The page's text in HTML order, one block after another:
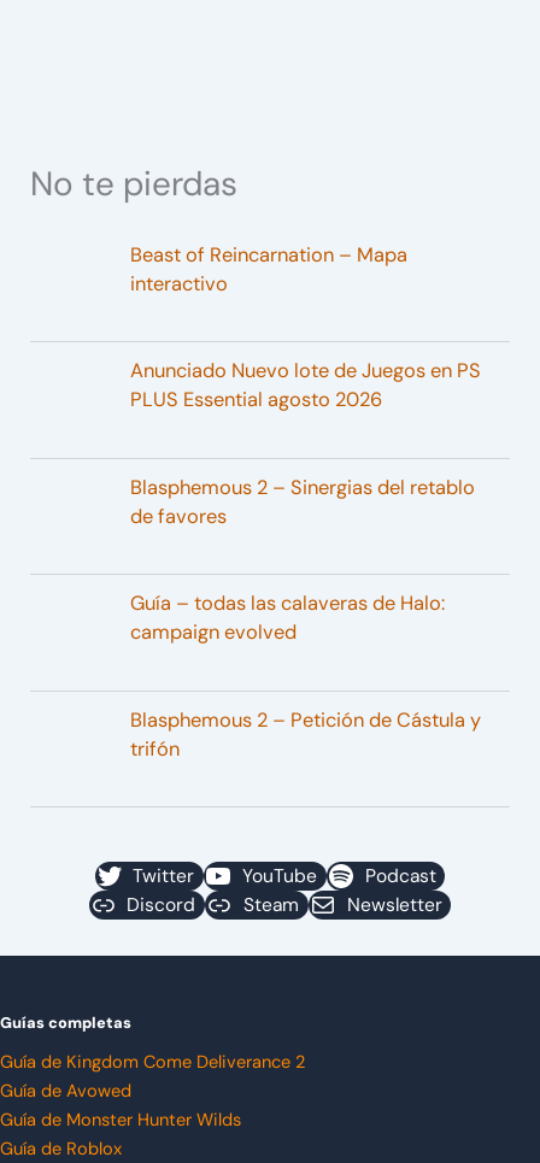
No te pierdas
Beast of Reincarnation – Mapa
interactivo
Anunciado Nuevo lote de Juegos en PS
PLUS Essential agosto 2026
Blasphemous 2 – Sinergias del retablo
de favores
Guía – todas las calaveras de Halo:
campaign evolved
Blasphemous 2 – Petición de Cástula y
trifón
Twitter YouTube
Podcast
Discord
Steam Newsletter
Guías completas
Guía de Kingdom Come Deliverance 2
Guía de Avowed
Guía de Monster Hunter Wilds
Guía de Roblox